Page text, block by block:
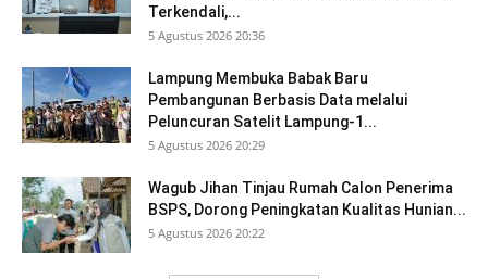
Terkendali,...
5 Agustus 2026 20:36
Lampung Membuka Babak Baru
Pembangunan Berbasis Data melalui
Peluncuran Satelit Lampung-1...
5 Agustus 2026 20:29
Wagub Jihan Tinjau Rumah Calon Penerima
BSPS, Dorong Peningkatan Kualitas Hunian...
5 Agustus 2026 20:22